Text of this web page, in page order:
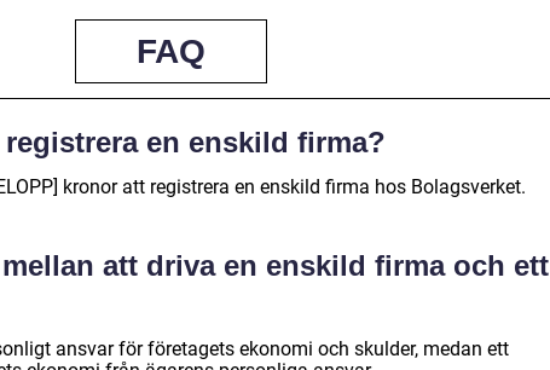
FAQ
en enskild firma?
kronor att registrera en enskild firma hos Bolagsverket.
att driva en enskild firma och ett
ansvar för företagets ekonomi och skulder, medan ett